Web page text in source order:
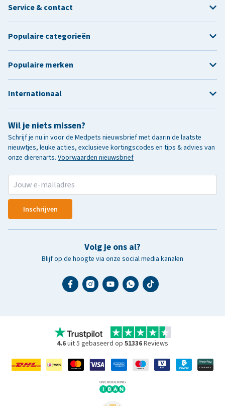
Wil je niets missen?
Schrijf je nu in voor de Medpets nieuwsbrief met daarin de laatste
nieuwtjes, leuke acties, exclusieve kortingscodes en tips & advies van
onze dierenarts. Voorwaarden nieuwsbrief
Inschrijven
Volg je ons al?
Blijf op de hoogte via onze social media kanalen
Service & contact
Populaire categorieën
Populaire merken
Internationaal
4.6uit 5 gebaseerd op 51336Reviews